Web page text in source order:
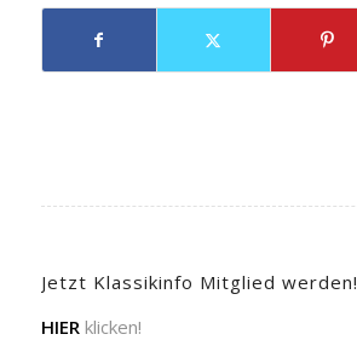
Jetzt Klassikinfo Mitglied werden!
HIER klicken!